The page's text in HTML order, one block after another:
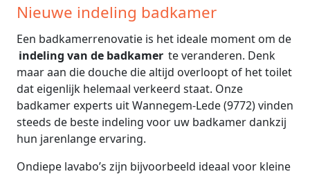
Nieuwe indeling badkamer
Een badkamerrenovatie is het ideale moment om de
indeling van de badkamer te veranderen. Denk
maar aan die douche die altijd overloopt of het toilet
dat eigenlijk helemaal verkeerd staat. Onze
badkamer experts uit Wannegem-Lede (9772) vinden
steeds de beste indeling voor uw badkamer dankzij
hun jarenlange ervaring.
Ondiepe lavabo’s zijn bijvoorbeeld ideaal voor kleine